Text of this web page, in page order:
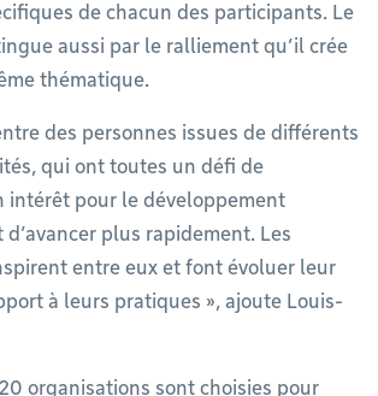
de chacun des participants. Le
aussi par le ralliement qu’il crée
thématique.
des personnes issues de différents
qui ont toutes un défi de
intérêt pour le développement
plus rapidement. Les
entre eux et font évoluer leur
à leurs pratiques », ajoute Louis-
organisations sont choisies pour